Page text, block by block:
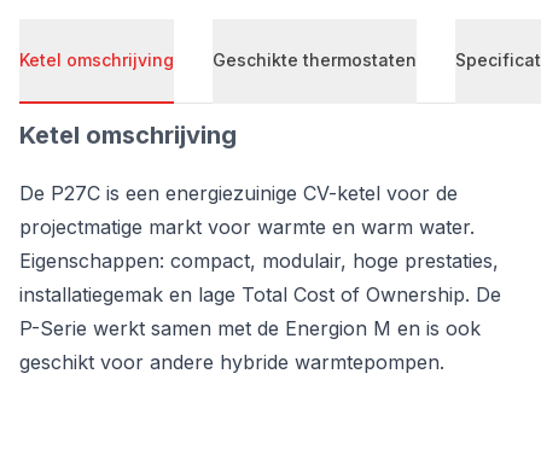
Ketel omschrijving Geschikte thermostaten
Ketel omschrijving
De P27C is een energiezuinige CV-ketel voor de
projectmatige markt voor warmte en warm water.
Eigenschappen: compact, modulair, hoge prestaties,
installatiegemak en lage Total Cost of Ownership. De
P-Serie werkt samen met de Energion M en is ook
geschikt voor andere hybride warmtepompen.